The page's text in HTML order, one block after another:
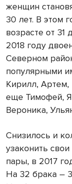
женщин
30 лет. В этом
возрасте от
2018 году
Северном
популярными
Кирилл, Артем,
еще Тимофей,
Вероника,
Снизилось и
узаконить
пары, в 2017
На 32 брака –